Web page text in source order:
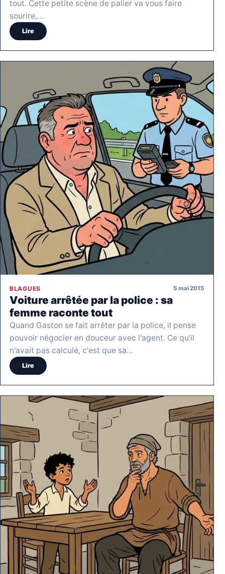
tout. Cette petite scène de palier va vous faire
sourire,…
Lire
BLAGUES 5 mai 2015
Voiture arrêtée par la police : sa
femme raconte tout
Quand Gaston se fait arrêter par la police, il pense
pouvoir négocier en douceur avec l'agent. Ce qu'il
n'avait pas calculé, c'est que sa…
Lire